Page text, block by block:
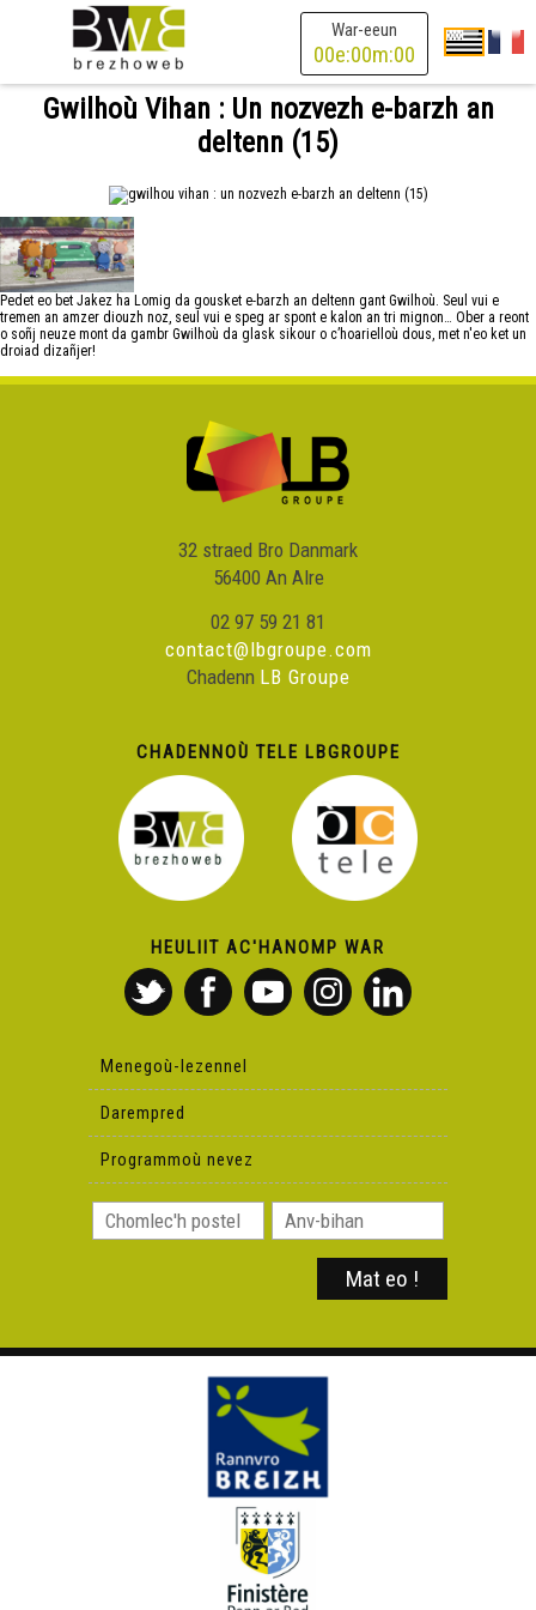
War-eeun
00e:00m:00
Gwilhoù Vihan : Un nozvezh e-barzh an
deltenn (15)
Pedet eo bet Jakez ha Lomig da gousket e-barzh an deltenn gant Gwilhoù. Seul vui e
tremen an amzer diouzh noz, seul vui e speg ar spont e kalon an tri mignon… Ober a reont
o soñj neuze mont da gambr Gwilhoù da glask sikour o c’hoarielloù dous, met n'eo ket un
droiad dizañjer!
32 straed Bro Danmark
56400 An Alre
02 97 59 21 81
contact@lbgroupe.com
Chadenn LB Groupe
CHADENNOÙ TELE LBGROUPE
HEULIIT AC'HANOMP WAR
Menegoù-lezennel
Darempred
Programmoù nevez